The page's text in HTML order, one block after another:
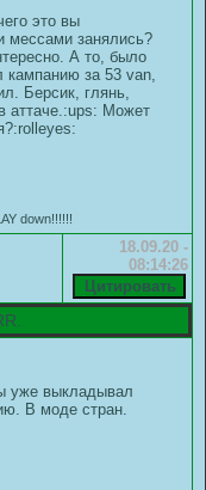
это вы
мессами занялись?
А то, было
кампанию за 53 van,
Берсик, глянь,
аттаче.:ups: Может
down!!!!!!
18.09.20 -
08:14:26
уже выкладывал
В моде стран.